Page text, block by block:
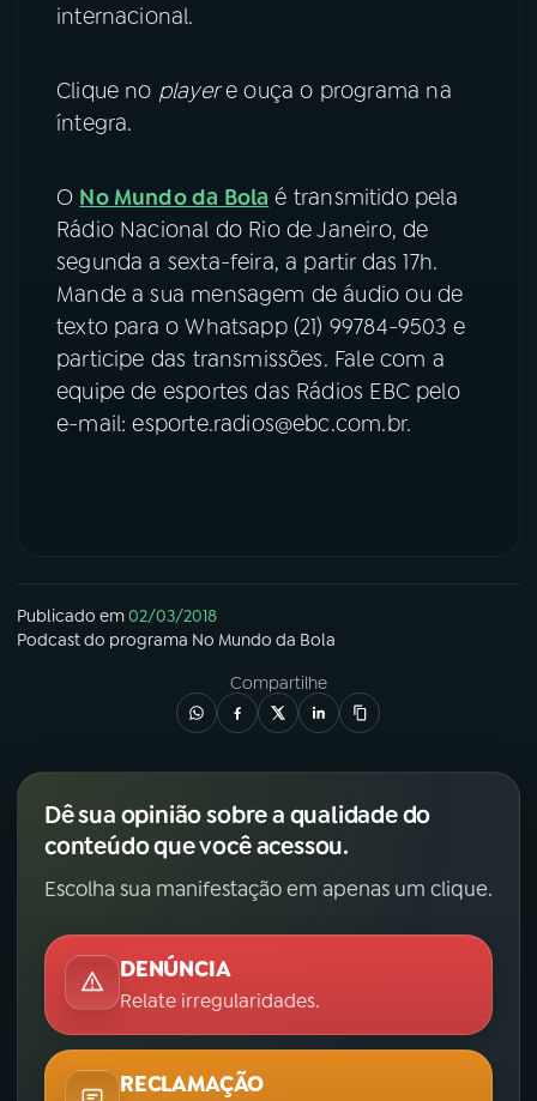
internacional.
Clique no playere ouça o programa na
íntegra.
O No Mundo da Bola é transmitido pela
Rádio Nacional do Rio de Janeiro, de
segunda a sexta-feira, a partir das 17h.
Mande a sua mensagem de áudio ou de
texto para o Whatsapp (21) 99784-9503 e
participe das transmissões. Fale com a
equipe de esportes das Rádios EBC pelo
e-mail: esporte.radios@ebc.com.br.
Publicado em02/03/2018
Podcastdo programa No Mundo da Bola
Compartilhe
Dê sua opinião sobre a qualidade do
conteúdo que você acessou.
Escolha sua manifestação em apenas um clique.
DENÚNCIA
Relate irregularidades.
RECLAMAÇÃO